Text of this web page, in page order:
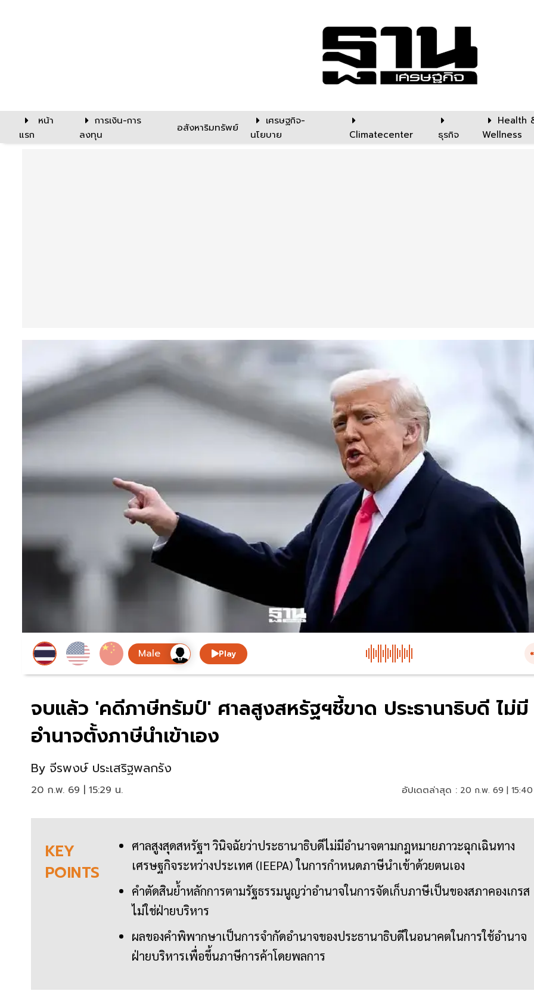
หน้า
แรก
การเงิน-การ
ลงทุน
อสังหาริมทรัพย์
เศรษฐกิจ-
นโยบาย
Climatecenter ธุรกิจ
Health
Wellness
Play
จบแล้ว 'คดีภาษีทรัมป์' ศาลสูงสหรัฐฯชี้ขาด ประธานาธิบดี ไม่มี
อำนาจตั้งภาษีนำเข้าเอง
By จีรพงษ์ ประเสริฐพลกรัง
20 ก.พ. 69 | 15:29 น. อัปเดตล่าสุด : 20 ก.พ. 69 |
KEY
POINTS
ศาลสูงสุดสหรัฐฯ วินิจฉัยว่าประธานาธิบดีไม่มีอำนาจตามกฎหมายภาวะฉุกเฉินทาง
เศรษฐกิจระหว่างประเทศ (IEEPA) ในการกำหนดภาษีนำเข้าด้วยตนเอง
คำตัดสินย้ำหลักการตามรัฐธรรมนูญว่าอำนาจในการจัดเก็บภาษีเป็นของสภาคองเกรส
ไม่ใช่ฝ่ายบริหาร
ผลของคำพิพากษาเป็นการจำกัดอำนาจของประธานาธิบดีในอนาคตในการใช้อำนาจ
ฝ่ายบริหารเพื่อขึ้นภาษีการค้าโดยพลการ